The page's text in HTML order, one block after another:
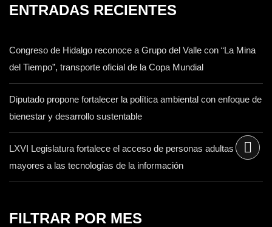
ENTRADAS RECIENTES
Congreso de Hidalgo reconoce a Grupo del Valle con “La Mina
del Tiempo”, transporte oficial de la Copa Mundial
Diputado propone fortalecer la política ambiental con enfoque de
bienestar y desarrollo sustentable
LXVI Legislatura fortalece el acceso de personas adultas
mayores a las tecnologías de la información
FILTRAR POR MES